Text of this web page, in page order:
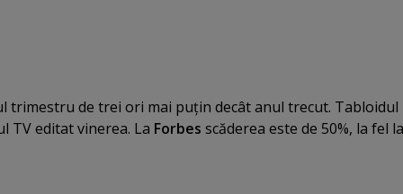
trimestru de trei ori mai puţin decât anul trecut. Tabloidul
TV editat vinerea. La Forbes scăderea este de 50%, la fel